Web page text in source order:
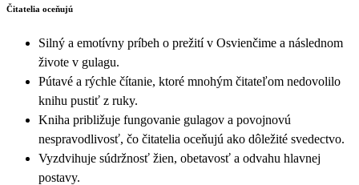
Čitatelia oceňujú
Silný a emotívny príbeh o prežití v Osvienčime a následnom
živote v gulagu.
Pútavé a rýchle čítanie, ktoré mnohým čitateľom nedovolilo
knihu pustiť z ruky.
Kniha približuje fungovanie gulagov a povojnovú
nespravodlivosť, čo čitatelia oceňujú ako dôležité svedectvo.
Vyzdvihuje súdržnosť žien, obetavosť a odvahu hlavnej
postavy.